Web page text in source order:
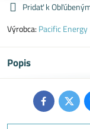
Pridať k
Výrobca: Pacific Energy
Popis
Facebook